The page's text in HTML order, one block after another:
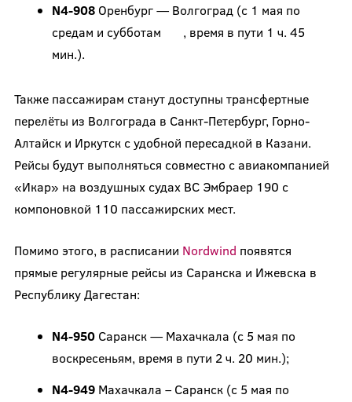
N4-908Оренбург — Волгоград (с 1 мая по
средам и субботам , время в пути 1 ч. 45
мин.).
Также пассажирам станут доступны трансфертные
перелёты из Волгограда в Санкт-Петербург, Горно-
Алтайск и Иркутск с удобной пересадкой в Казани.
Рейсы будут выполняться совместно с авиакомпанией
«Икар» на воздушных судах ВС Эмбраер 190 с
компоновкой 110 пассажирских мест.
Помимо этого, в расписании Nordwind появятся
прямые регулярные рейсы из Саранска и Ижевска в
Республику Дагестан:
N4-950Саранск — Махачкала (с 5 мая по
воскресеньям, время в пути 2 ч. 20 мин.);
N4-949Махачкала – Саранск (с 5 мая по